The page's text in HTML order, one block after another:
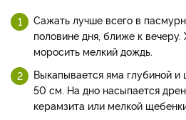
Сажать лучше всего в
половине дня, ближе к
моросить мелкий дождь.
Выкапывается яма глубиной
50 см. На дно насыпается
керамзита или мелкой